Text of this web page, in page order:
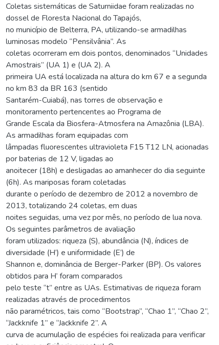
Coletas sistemáticas de Saturniidae foram realizadas no
dossel de Floresta Nacional do Tapajós,
no município de Belterra, PA, utilizando-se armadilhas
luminosas modelo “Pensilvânia”. As
coletas ocorreram em dois pontos, denominados “Unidades
Amostrais” (UA 1) e (UA 2). A
primeira UA está localizada na altura do km 67 e a segunda
no km 83 da BR 163 (sentido
Santarém-Cuiabá), nas torres de observação e
monitoramento pertencentes ao Programa de
Grande Escala da Biosfera-Atmosfera na Amazônia (LBA).
As armadilhas foram equipadas com
lâmpadas fluorescentes ultravioleta F15 T12 LN, acionadas
por baterias de 12 V, ligadas ao
anoitecer (18h) e desligadas ao amanhecer do dia seguinte
(6h). As mariposas foram coletadas
durante o período de dezembro de 2012 a novembro de
2013, totalizando 24 coletas, em duas
noites seguidas, uma vez por mês, no período de lua nova.
Os seguintes parâmetros de avaliação
foram utilizados: riqueza (S), abundância (N), índices de
diversidade (H’) e uniformidade (E’) de
Shannon e, dominância de Berger-Parker (BP). Os valores
obtidos para H’ foram comparados
pelo teste “t” entre as UAs. Estimativas de riqueza foram
realizadas através de procedimentos
não paramétricos, tais como “Bootstrap”, “Chao 1”, “Chao 2”,
“Jackknife 1” e “Jackknife 2”. A
curva de acumulação de espécies foi realizada para verificar